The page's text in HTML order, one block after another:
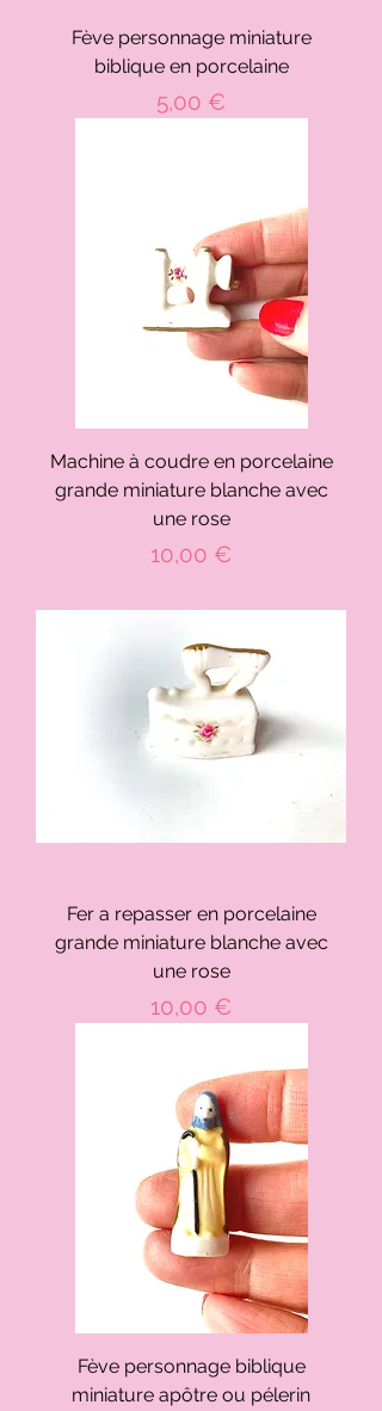
Fève personnage miniature
biblique en porcelaine
Prix
5,00 €
Machine à coudre en porcelaine
grande miniature blanche avec
une rose
Prix
10,00 €
Fer a repasser en porcelaine
grande miniature blanche avec
une rose
Prix
10,00 €
Fève personnage biblique
miniature apôtre ou pélerin